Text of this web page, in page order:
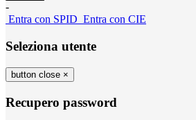
-
Entra con SPID Entra con CIE
Seleziona utente
button close ×
Recupero password